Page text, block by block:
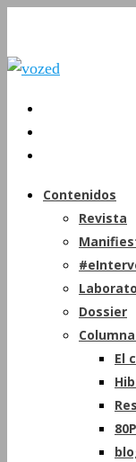
Contenidos
Revista
Dossier
El